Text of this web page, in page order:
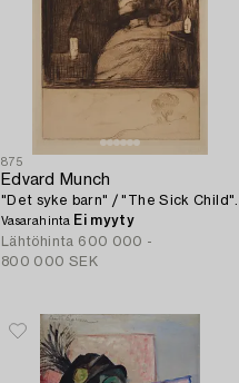
875
Edvard Munch
"Det syke barn" / "The Sick Child".
Vasarahinta Ei myyty
Lähtöhinta 600 000 -
800 000 SEK